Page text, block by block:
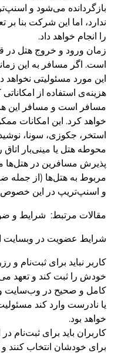
بازگردانده می‌شود و
ندارد، اما این شرکت بنا
را انجام خواهد داد.
زمان ورود و خروج هتل
است. اگر مسافر به این
این مورد مسئولیتی نخواهد
هزینه‌ی استفاده از
مسافر است و مسافر این
خواهد کرد. این امکانات
استخر، جکوزی، سونا،
محوطه هتل یا مینی‌بار اتاق
پذیرش مسافرین در هتل‌ها
مربوط به هتل‌ها (از جمله
و اسنپ‌تریپ در این خصوص
مقالات مرتبط: شرایط و
شرایط عضویت در وبسایت
کاربر نباید برای ثبت‌نام
خودش را ثبت‌ کند و تعهد
کامل و صحیح در وب‌سایت
یا نادرست وارد کند
خواهد بود.
کاربران باید برای ثبت‌نام
برای خودشان انتخاب کنند و